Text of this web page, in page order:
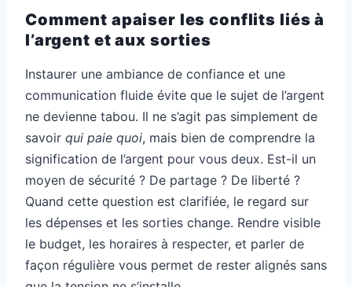
Comment apaiser les conflits liés à
l’argent et aux sorties
Instaurer une ambiance de confiance et une
communication fluide évite que le sujet de l’argent
ne devienne tabou. Il ne s’agit pas simplement de
savoir qui paie quoi, mais bien de comprendre la
signification de l’argent pour vous deux. Est-il un
moyen de sécurité ? De partage ? De liberté ?
Quand cette question est clarifiée, le regard sur
les dépenses et les sorties change. Rendre visible
le budget, les horaires à respecter, et parler de
façon régulière vous permet de rester alignés sans